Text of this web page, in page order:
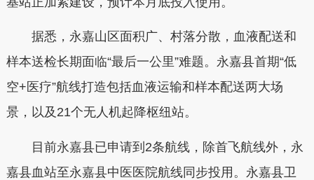
据悉，永嘉山区面积广、村落分散，血液配送和
样本送检长期面临“最后一公里”难题。永嘉县首期“低
空+医疗”航线打造包括血液运输和样本配送两大场
景，以及21个无人机起降枢纽站。
目前永嘉县已申请到2条航线，除首飞航线外，永
嘉县血站至永嘉县中医医院航线同步投用。永嘉县卫